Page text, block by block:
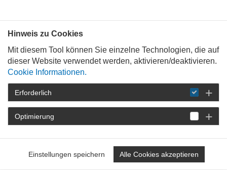
STARTSEITE DETAIL
„Wir sind Heimat!“ im
Newsfeed
Hinweis zu Cookies
Mit diesem Tool können Sie einzelne Technologien, die auf
dieser Website verwendet werden, aktivieren/deaktivieren.
Cookie Informationen.
Erforderlich
Optimierung
Einstellungen speichern Alle Cookies akzeptieren